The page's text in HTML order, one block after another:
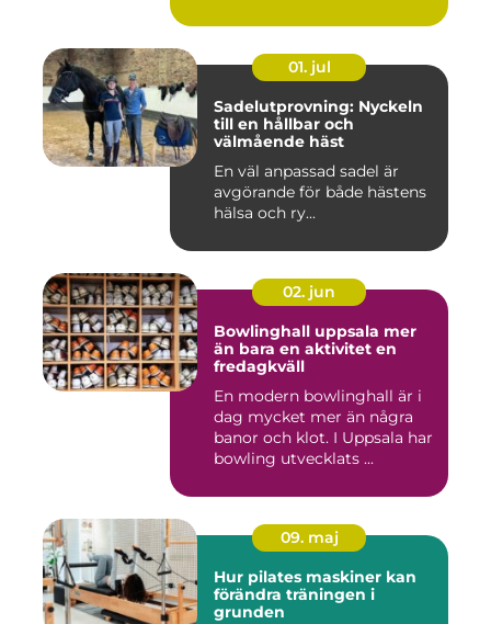
01. jul
Sadelutprovning: Nyckeln
till en hållbar och
välmående häst
En väl anpassad sadel är
avgörande för både hästens
hälsa och ry...
02. jun
Bowlinghall uppsala mer
än bara en aktivitet en
fredagkväll
En modern bowlinghall är i
dag mycket mer än några
banor och klot. I Uppsala har
bowling utvecklats ...
09. maj
Hur pilates maskiner kan
förändra träningen i
grunden